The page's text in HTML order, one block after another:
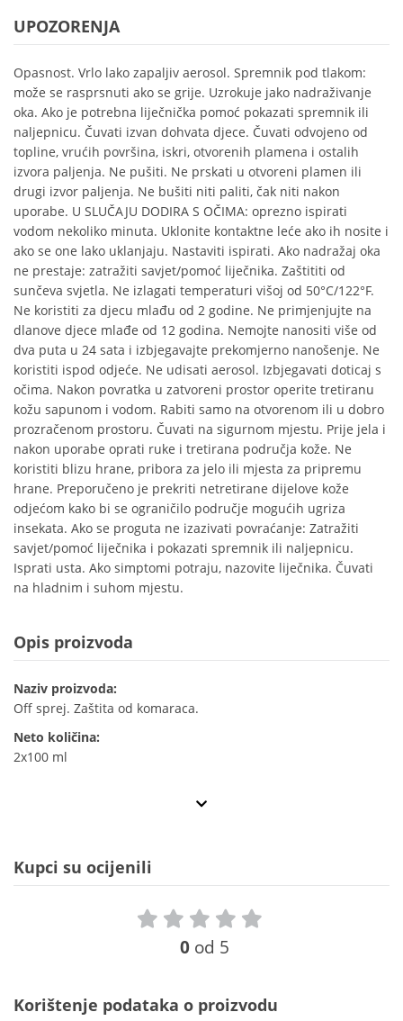
UPOZORENJA
Opasnost. Vrlo lako zapaljiv aerosol. Spremnik pod tlakom:
može se rasprsnuti ako se grije. Uzrokuje jako nadraživanje
oka. Ako je potrebna liječnička pomoć pokazati spremnik ili
naljepnicu. Čuvati izvan dohvata djece. Čuvati odvojeno od
topline, vrućih površina, iskri, otvorenih plamena i ostalih
izvora paljenja. Ne pušiti. Ne prskati u otvoreni plamen ili
drugi izvor paljenja. Ne bušiti niti paliti, čak niti nakon
uporabe. U SLUČAJU DODIRA S OČIMA: oprezno ispirati
vodom nekoliko minuta. Uklonite kontaktne leće ako ih nosite i
ako se one lako uklanjaju. Nastaviti ispirati. Ako nadražaj oka
ne prestaje: zatražiti savjet/pomoć liječnika. Zaštititi od
sunčeva svjetla. Ne izlagati temperaturi višoj od 50°C/122°F.
Ne koristiti za djecu mlađu od 2 godine. Ne primjenjujte na
dlanove djece mlađe od 12 godina. Nemojte nanositi više od
dva puta u 24 sata i izbjegavajte prekomjerno nanošenje. Ne
koristiti ispod odjeće. Ne udisati aerosol. Izbjegavati doticaj s
očima. Nakon povratka u zatvoreni prostor operite tretiranu
kožu sapunom i vodom. Rabiti samo na otvorenom ili u dobro
prozračenom prostoru. Čuvati na sigurnom mjestu. Prije jela i
nakon uporabe oprati ruke i tretirana područja kože. Ne
koristiti blizu hrane, pribora za jelo ili mjesta za pripremu
hrane. Preporučeno je prekriti netretirane dijelove kože
odjećom kako bi se ograničilo područje mogućih ugriza
insekata. Ako se proguta ne izazivati povraćanje: Zatražiti
savjet/pomoć liječnika i pokazati spremnik ili naljepnicu.
Isprati usta. Ako simptomi potraju, nazovite liječnika. Čuvati
na hladnim i suhom mjestu.
Opis proizvoda
Naziv proizvoda:
Off sprej. Zaštita od komaraca.
Neto količina:
2x100 ml
Kupci su ocijenili
0 od 5
Korištenje podataka o proizvodu